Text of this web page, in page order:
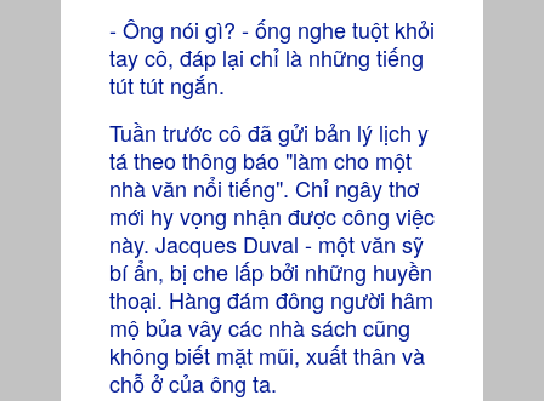
- Ông nói gì? - ống nghe tuột khỏi
tay cô, đáp lại chỉ là những tiếng
tút tút ngắn.
Tuần trước cô đã gửi bản lý lịch y
tá theo thông báo "làm cho một
nhà văn nổi tiếng". Chỉ ngây thơ
mới hy vọng nhận được công việc
này. Jacques Duval - một văn sỹ
bí ẩn, bị che lấp bởi những huyền
thoại. Hàng đám đông người hâm
mộ bủa vây các nhà sách cũng
không biết mặt mũi, xuất thân và
chỗ ở của ông ta.